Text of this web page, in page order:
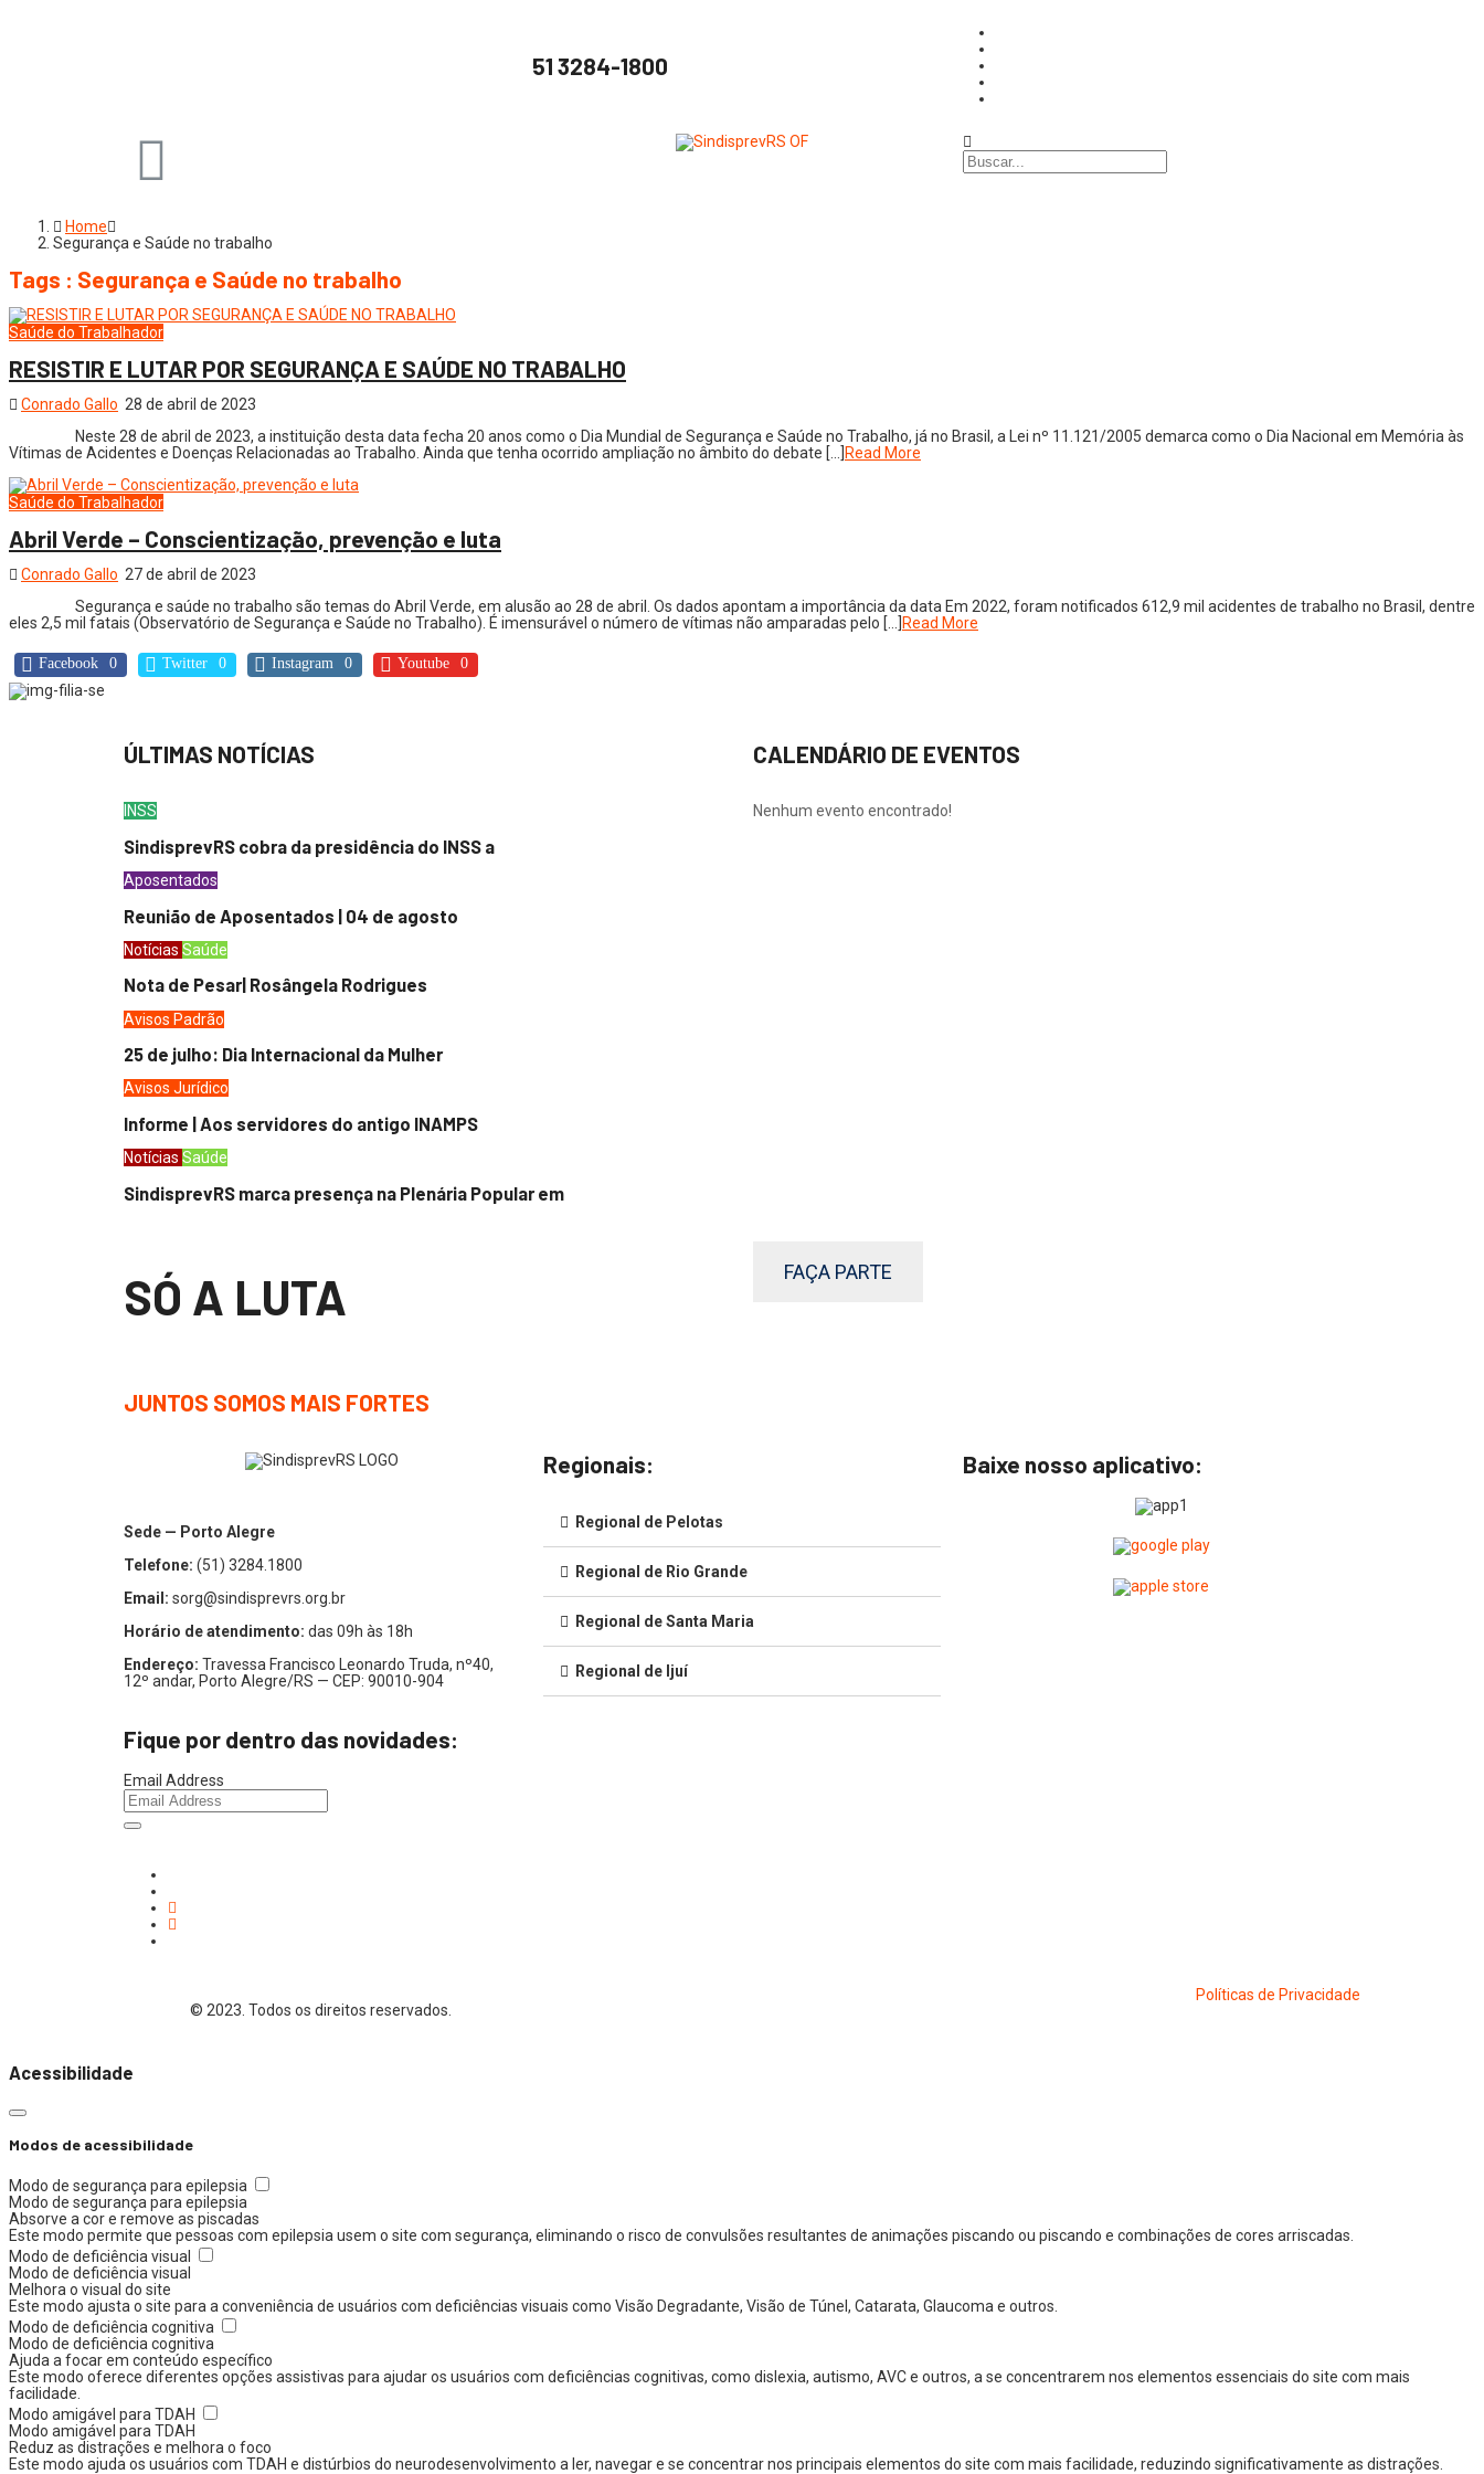
51 3284-1800
Home
Segurança e Saúde no trabalho
Tags : Segurança e Saúde no trabalho
Saúde do Trabalhador
RESISTIR E LUTAR POR SEGURANÇA E SAÚDE NO TRABALHO
Conrado Gallo 28 de abril de 2023
Neste 28 de abril de 2023, a instituição desta data fecha 20 anos como o Dia Mundial de Segurança e Saúde no Trabalho, já no Brasil, a Lei nº 11.121/2005 demarca como o Dia Nacional em Memória às
Vítimas de Acidentes e Doenças Relacionadas ao Trabalho. Ainda que tenha ocorrido ampliação no âmbito do debate […]
Read More
Saúde do Trabalhador
Abril Verde – Conscientização, prevenção e luta
Conrado Gallo 27 de abril de 2023
Segurança e saúde no trabalho são temas do Abril Verde, em alusão ao 28 de abril. Os dados apontam a importância da data Em 2022, foram notificados 612,9 mil acidentes de trabalho no Brasil, dentre
eles 2,5 mil fatais (Observatório de Segurança e Saúde no Trabalho). É imensurável o número de vítimas não amparadas pelo […]Read More
Facebook 0 Twitter 0 Instagram 0 Youtube 0
ÚLTIMAS NOTÍCIAS
INSS
SindisprevRS cobra da presidência do INSS a
Aposentados
Reunião de Aposentados | 04 de agosto
Notícias Saúde
Nota de Pesar| Rosângela Rodrigues
Avisos Padrão
25 de julho: Dia Internacional da Mulher
Avisos Jurídico
Informe | Aos servidores do antigo INAMPS
Notícias Saúde
SindisprevRS marca presença na Plenária Popular em
CALENDÁRIO DE EVENTOS
Nenhum evento encontrado!
SÓ A LUTA
JUNTOS SOMOS MAIS FORTES
FAÇA PARTE
Sede — Porto Alegre
Telefone: (51) 3284.1800
Email: sorg@sindisprevrs.org.br
Horário de atendimento: das 09h às 18h
Endereço: Travessa Francisco Leonardo Truda, nº40,
12º andar, Porto Alegre/RS — CEP: 90010-904
Fique por dentro das novidades:
Email Address
Regionais:
Regional de Pelotas
Regional de Rio Grande
Regional de Santa Maria
Regional de Ijuí
Baixe nosso aplicativo:
© 2023. Todos os direitos reservados.
Políticas de Privacidade
Acessibilidade
Modos de acessibilidade
Modo de segurança para epilepsia
Modo de segurança para epilepsia
Absorve a cor e remove as piscadas
Este modo permite que pessoas com epilepsia usem o site com segurança, eliminando o risco de convulsões resultantes de animações piscando ou piscando e combinações de cores arriscadas.
Modo de deficiência visual
Modo de deficiência visual
Melhora o visual do site
Este modo ajusta o site para a conveniência de usuários com deficiências visuais como Visão Degradante, Visão de Túnel, Catarata, Glaucoma e outros.
Modo de deficiência cognitiva
Modo de deficiência cognitiva
Ajuda a focar em conteúdo específico
Este modo oferece diferentes opções assistivas para ajudar os usuários com deficiências cognitivas, como dislexia, autismo, AVC e outros, a se concentrarem nos elementos essenciais do site com mais
facilidade.
Modo amigável para TDAH
Modo amigável para TDAH
Reduz as distrações e melhora o foco
Este modo ajuda os usuários com TDAH e distúrbios do neurodesenvolvimento a ler, navegar e se concentrar nos principais elementos do site com mais facilidade, reduzindo significativamente as distrações.